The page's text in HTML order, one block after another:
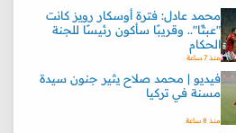
محمد عادل: فترة أوسكار رويز كانت
"عبثًا".. وقريبًا سأكون رئيسًا للجنة
الحكام
منذ 7 ساعة
فيديو | محمد صلاح يثير جنون سيدة
مسنة في تركيا
منذ 8 ساعة